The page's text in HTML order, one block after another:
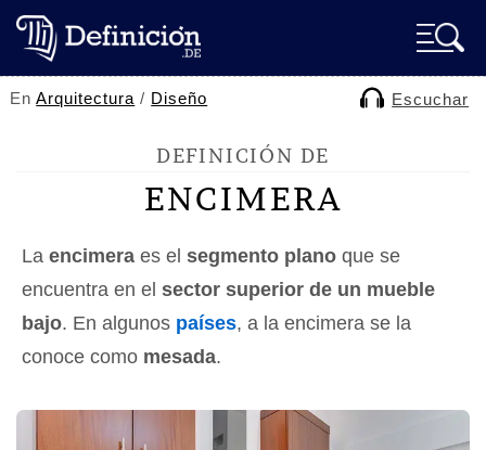
EnArquitectura / Diseño Escuchar
DEFINICIÓN DE
ENCIMERA
La encimera es el segmento plano que se
encuentra en el sector superior de un mueble
bajo. En algunos países, a la encimera se la
conoce como mesada.